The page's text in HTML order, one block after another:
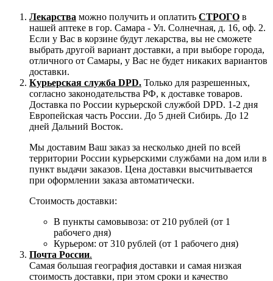
Лекарства можно получить и оплатить СТРОГО в
нашей аптеке в гор. Самара - Ул. Солнечная, д. 16, оф. 2.
Если у Вас в корзине будут лекарства, вы не сможете
выбрать другой вариант доставки, а при выборе города,
отличного от Самары, у Вас не будет никаких вариантов
доставки.
Курьерская служба DPD. Только для разрешенных,
согласно законодательства РФ, к доставке товаров.
Доставка по России курьерской службой DPD. 1-2 дня
Европейская часть России. До 5 дней Сибирь. До 12
дней Дальний Восток.
Мы доставим Ваш заказ за несколько дней по всей
территории России курьерскими службами на дом или в
пункт выдачи заказов. Цена доставки высчитывается
при оформлении заказа автоматически.
Стоимость доставки:
В пункты самовывоза: от 210 рублей (от 1
рабочего дня)
Курьером: от 310 рублей (от 1 рабочего дня)
Почта России.
Самая большая география доставки и самая низкая
стоимость доставки, при этом сроки и качество